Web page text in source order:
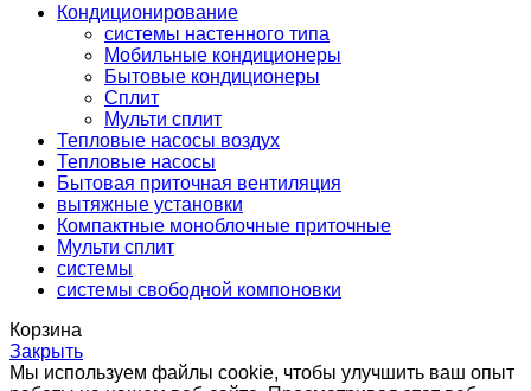
Кондиционирование
системы настенного типа
Мобильные кондиционеры
Бытовые кондиционеры
Сплит
Мульти сплит
Тепловые насосы воздух
Тепловые насосы
Бытовая приточная вентиляция
вытяжные установки
Компактные моноблочные приточные
Мульти сплит
системы
системы свободной компоновки
Корзина
Закрыть
Мы используем файлы cookie, чтобы улучшить ваш опыт